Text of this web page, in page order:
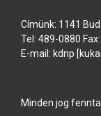
Címünk: 1141
Tel: 489-0880
E-mail: kdnp
Minden jog